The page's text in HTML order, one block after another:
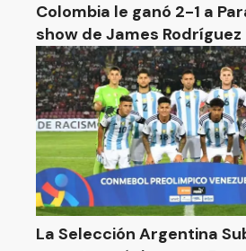
Colombia le ganó 2-1 a
show de James Rodríguez
La Selección Argentina